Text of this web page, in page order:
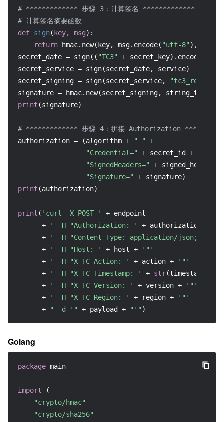
# ************* 步骤 3：计算签名 *************
# 计算签名摘要函数
def sign( key, msg):
return hmac.new(key, msg.encode( "utf-8" ),
secret_date = sign(( "TC3" + secret_key).encode(
secret_service = sign(secret_date, service)
secret_signing = sign(secret_service,
"tc3_request"
signature = hmac.new(secret_signing,
print (signature)
# ************* 步骤 4：拼接 Authorization
authorization = (algorithm +
" "
+
"Credential="
+ secret_id +
"SignedHeaders="
+ signed_headers
"Signature="
print (authorization)
print ( 'curl -X POST '
+ endpoint
      +
' -H "Authorization: ' + authorization +
      +
' -H "Content-Type: application/json;
      +
' -H "Host: ' + host +
'"'
      +
' -H "X-TC-Action: ' + action +
'"'
      +
' -H "X-TC-Timestamp: ' + str(timestamp) +
      +
' -H "X-TC-Version: ' + version +
'"'
      +
' -H "X-TC-Region: ' + region +
'"'
      +
" -d '" + payload + "'" )
Golang
package main
import (
"crypto/hmac"
"crypto/sha256"